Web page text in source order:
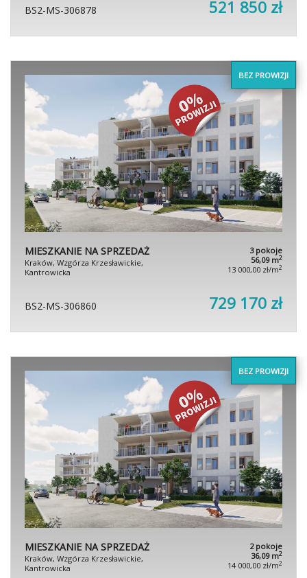
BS2-MS-306878 521 850 zł
BEZ PROWIZJI
MIESZKANIE NA SPRZEDAŻ
Kraków, Wzgórza Krzesławickie,
Kantrowicka
3 pokoje
56,09 m2
13 000,00 zł/m2
BS2-MS-306860 729 170 zł
BEZ PROWIZJI
MIESZKANIE NA SPRZEDAŻ
Kraków, Wzgórza Krzesławickie,
Kantrowicka
2 pokoje
36,09 m2
14 000,00 zł/m2